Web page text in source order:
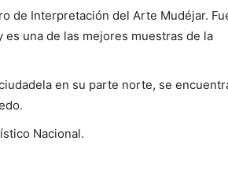
de Interpretación del Arte Mudéjar.
una de las mejores muestras de la
en su parte norte, se
Nacional.